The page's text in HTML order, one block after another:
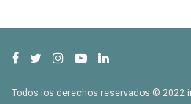
Todos los derechos reservados © 2022